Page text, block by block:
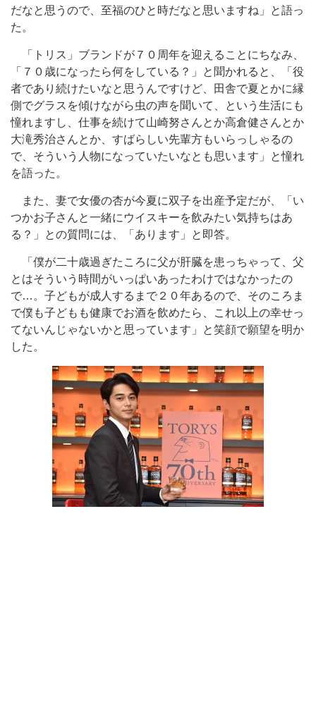
だなと思うので、至福のひと時だなと思いますね」と語っ
た。
「トリス」ブランドが７０周年を迎えることにちなみ、
「７０歳になったら何をしている？」と聞かれると、「役
者であり続けたいなと思うんですけど、田舎で夏とかに縁
側でグラスを傾けながら虫の声を聞いて、という生活にも
憧れますし、仕事を続けて山崎努さんとか高倉健さんとか
大滝秀治さんとか、すばらしい先輩方もいらっしゃるの
で、そういう人物になっていたいなとも思います」と憧れ
を語った。
また、妻で女優の杏が今夏に双子を出産予定だが、「い
つかお子さんと一緒にウイスキーを飲みたい気持ちはあ
る？」との質問には、「あります」と即答。
「僕が二十歳過ぎたころに父が肝臓を患っちゃって、父
とはそういう時間がいっぱいあったわけではなかったの
で…。子どもが成人するまで２０年あるので、そのころま
で僕も子どもも健康でお酒を飲めたら、これ以上の幸せっ
てないんじゃないかと思っています」と笑顔で願望を明か
した。